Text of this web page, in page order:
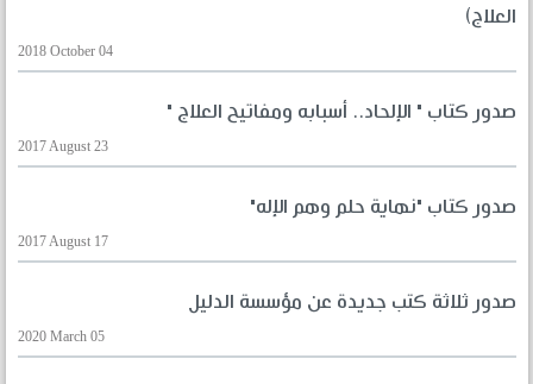
العلاج)
2018 October 04
صدور كتاب " الإلحاد.. أسبابه ومفاتيح العلاج "
2017 August 23
صدور كتاب "نهاية حلم وهم الإله"
2017 August 17
صدور ثلاثة كتب جديدة عن مؤسسة الدليل
2020 March 05